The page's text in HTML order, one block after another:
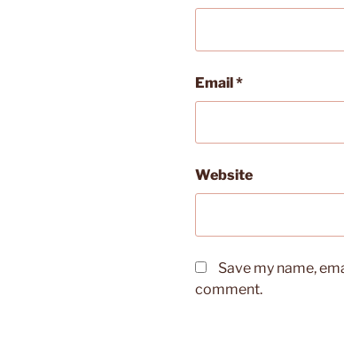
Email*
Website
Save my name,
comment.